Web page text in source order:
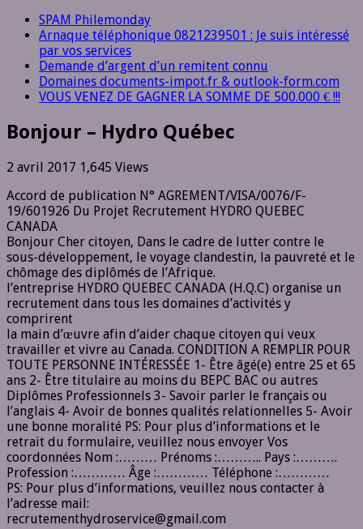
SPAM Philemonday
Arnaque téléphonique 0821239501 : Je suis intéressé
par vos services
Demande d’argent d’un remitent connu
Domaines documents-impot.fr & outlook-form.com
VOUS VENEZ DE GAGNER LA SOMME DE 500.000 € !!!
Bonjour – Hydro Québec
2 avril 2017 1,645 Views
Accord de publication N° AGREMENT/VISA/0076/F-
19/601926 Du Projet Recrutement HYDRO QUEBEC
CANADA
Bonjour Cher citoyen, Dans le cadre de lutter contre le
sous-développement, le voyage clandestin, la pauvreté et le
chômage des diplômés de l’Afrique.
l’entreprise HYDRO QUEBEC CANADA (H.Q.C) organise un
recrutement dans tous les domaines d’activités y
comprirent
la main d’œuvre afin d’aider chaque citoyen qui veux
travailler et vivre au Canada. CONDITION A REMPLIR POUR
TOUTE PERSONNE INTÉRESSÉE 1- Être âgé(e) entre 25 et 65
ans 2- Être titulaire au moins du BEPC BAC ou autres
Diplômes Professionnels 3- Savoir parler le français ou
l’anglais 4- Avoir de bonnes qualités relationnelles 5- Avoir
une bonne moralité PS: Pour plus d’informations et le
retrait du formulaire, veuillez nous envoyer Vos
coordonnées Nom :……… Prénoms :……….. Pays :……….
Profession :………… Âge :………… Téléphone :…………
PS: Pour plus d’informations, veuillez nous contacter à
l’adresse mail:
recrutementhydroservice@gmail.com